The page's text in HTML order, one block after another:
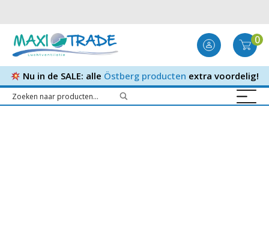
0
Nu in de SALE: alle Östberg producten extra voordelig!